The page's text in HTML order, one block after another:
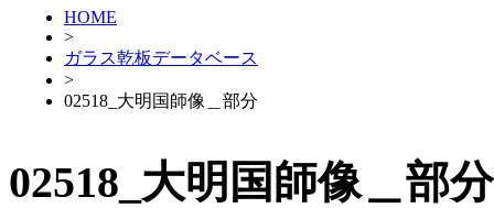
HOME
>
ガラス乾板データベース
>
02518_大明国師像＿部分
02518_大明国師像＿部分